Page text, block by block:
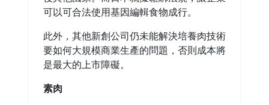
可以可合法使用基因編輯食物成行。
此外，其他新創公司仍未能解決培養肉技術
要如何大規模商業生產的問題，否則成本將
是最大的上市障礙。
素肉